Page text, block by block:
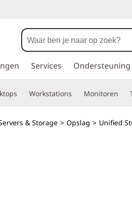
Services Ondersteuning
Workstations Monitoren
& Storage > Opslag > Unified